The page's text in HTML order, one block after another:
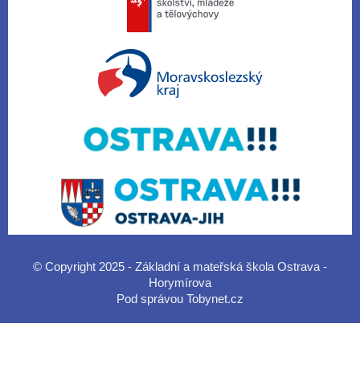
© Copyright 2025 - Základní a mateřská škola Ostrava -
Horymírova
Pod správou Tobynet.cz